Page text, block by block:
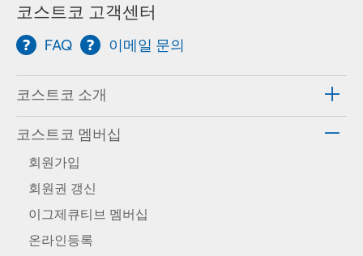
코스트코 고객센터
FAQ 이메일 문의
코스트코 소개
코스트코 멤버십
회원가입
회원권 갱신
이그제큐티브 멤버십
온라인등록